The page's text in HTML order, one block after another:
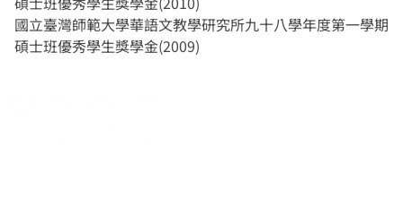
國立臺灣師範大學華語文教學研究所九十八學年度第一學期
碩士班優秀學生獎學金(2009)